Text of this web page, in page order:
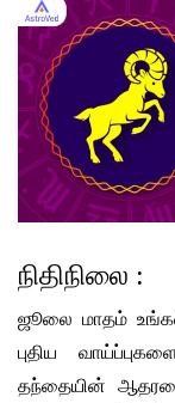
நிதிநிலை :
ஜூலை மாதம்
புதிய
தந்தையின்